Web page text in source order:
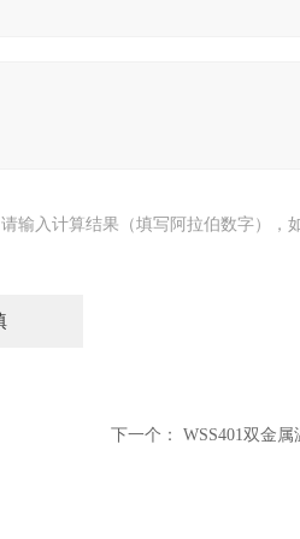
请输入计算结果（填写阿拉伯数字），
下一个： WSS401双金属